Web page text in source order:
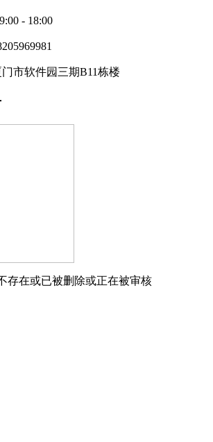
- 18:00
市软件园三期B11栋楼
存在或已被删除或正在被审核